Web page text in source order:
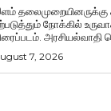
தலைமுறையினருக்கு
நோக்கில்
அரசியல்வாதி
7, 2026